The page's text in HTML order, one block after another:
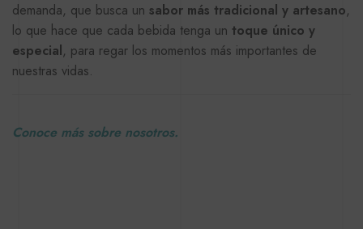
demanda, que busca un sabor más tradicional y artesano,
lo que hace que cada bebida tenga un toque único y
especial, para regar los momentos más importantes de
nuestras vidas.
Conoce más sobre nosotros.